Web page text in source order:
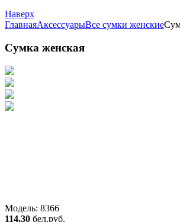
Наверх
ГлавнаяАксессуарыВсе сумки женские
Сумка женская
Модель: 8366
114,30 бел.руб.